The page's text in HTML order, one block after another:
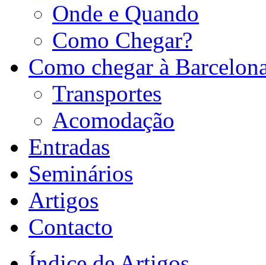
Onde e Quando
Como Chegar?
Como chegar à
Transportes
Acomodação
Entradas
Seminários
Artigos
Contacto